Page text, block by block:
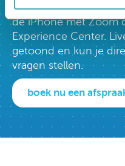
Liever online? Onze
de iPhone met Zoom
Experience Center.
getoond en kun je
vragen stellen.
boek nu een